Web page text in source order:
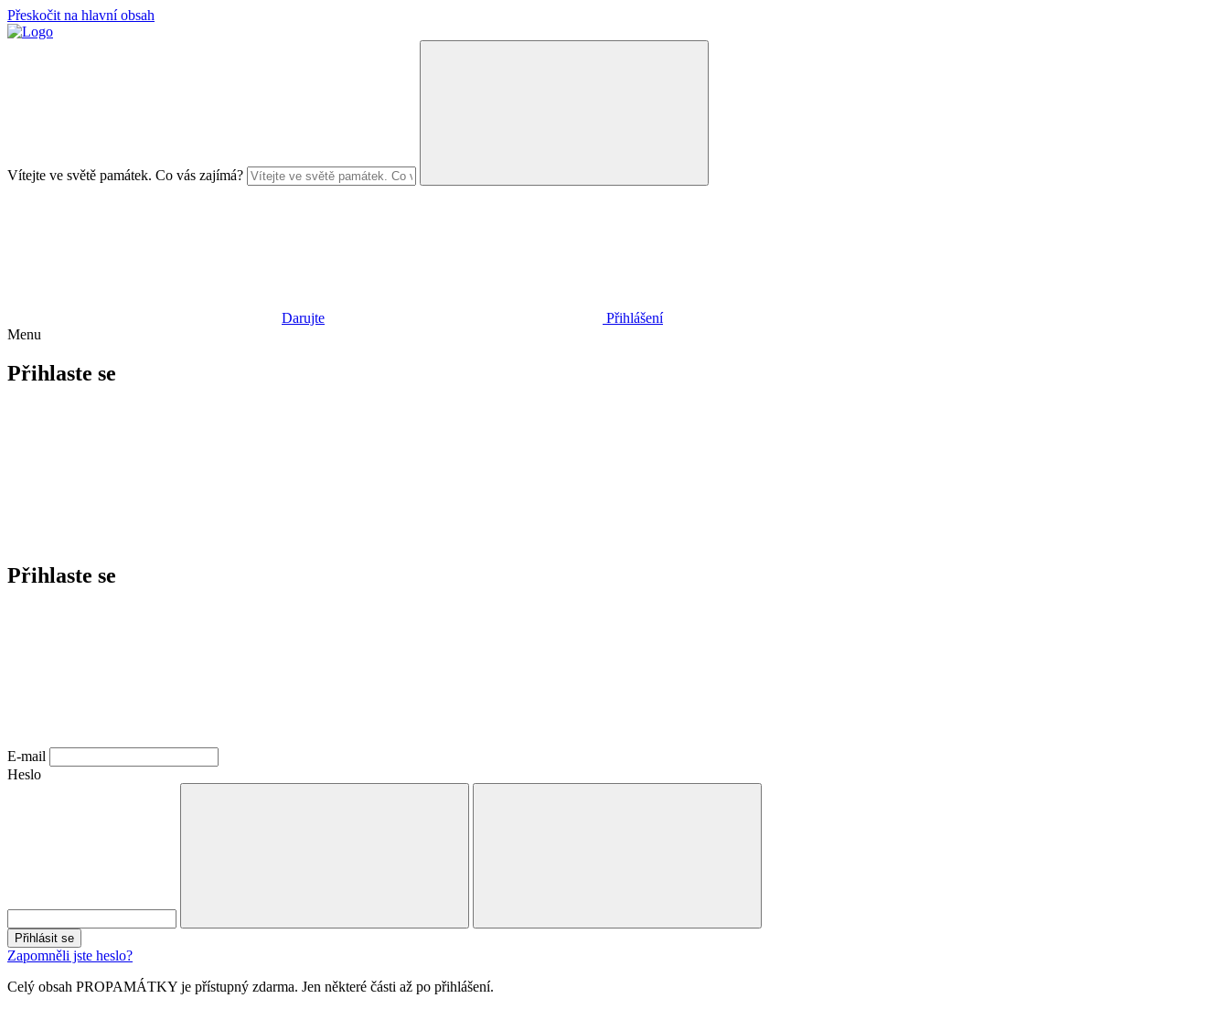
Přeskočit na hlavní obsah
Vítejte ve světě památek. Co vás zajímá?
Darujte
Přihlášení
Menu
Přihlaste se
Přihlaste se
E-mail
Heslo
Přihlásit se
Zapomněli jste heslo?
Celý obsah PROPAMÁTKY je přístupný zdarma. Jen některé části až po přihlášení.